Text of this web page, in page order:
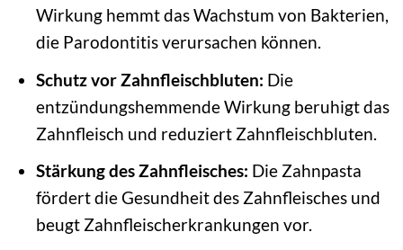
Wirkung hemmt das Wachstum von Bakterien,
die Parodontitis verursachen können.
Schutz vor Zahnfleischbluten: Die
entzündungshemmende Wirkung beruhigt das
Zahnfleisch und reduziert Zahnfleischbluten.
Stärkung des Zahnfleisches: Die Zahnpasta
fördert die Gesundheit des Zahnfleisches und
beugt Zahnfleischerkrankungen vor.